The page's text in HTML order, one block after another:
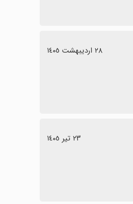
٢٨ اردیبهشت ١٤٠٥
٢٣ تیر ١٤٠٥